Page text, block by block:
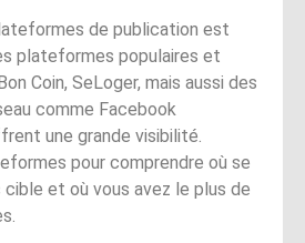
de publication est
plateformes populaires et
Coin, SeLoger, mais aussi des
comme Facebook
une grande visibilité.
pour comprendre où se
et où vous avez le plus de